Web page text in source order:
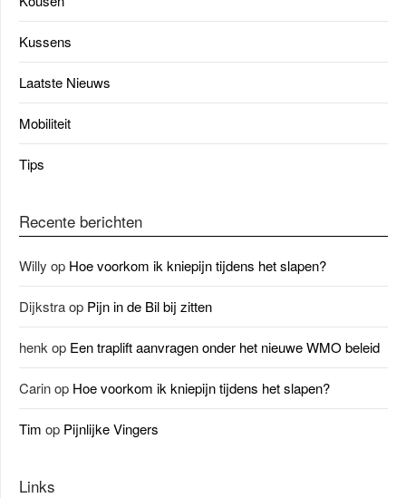
Kussens
Laatste Nieuws
Mobiliteit
Tips
Recente berichten
Willy op Hoe voorkom ik kniepijn tijdens het slapen?
Dijkstraop Pijn in de Bil bij zitten
henk op Een traplift aanvragen onder het nieuwe WMO beleid
Carinop Hoe voorkom ik kniepijn tijdens het slapen?
Tim op Pijnlijke Vingers
Links